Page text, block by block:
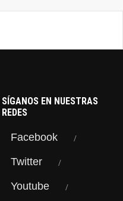
SÍGANOS EN NUESTRAS
REDES
Facebook
Twitter
Youtube